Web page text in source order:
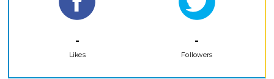
-
Likes
-
Followers